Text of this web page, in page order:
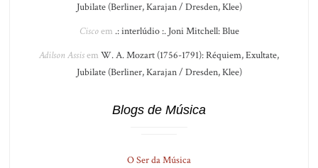
Jubilate (Berliner, Karajan / Dresden, Klee)
Ciscoem .: interlúdio :. Joni Mitchell: Blue
Adilson Assisem W. A. Mozart (1756-1791): Réquiem, Exultate,
Jubilate (Berliner, Karajan / Dresden, Klee)
Blogs de Música
O Ser da Música